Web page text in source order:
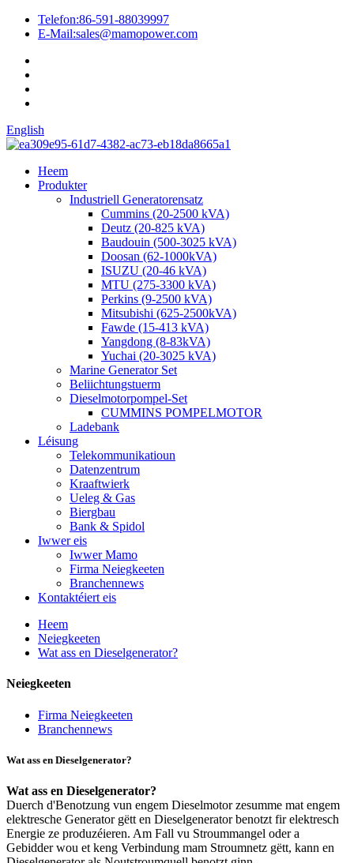
Telefon:86-591-88039997
E-Mail:sales@mamopower.com
English
Heem
Produkter
Industriell Generatorensatz
Cummins (20-2500 kVA)
Deutz (20-825 kVA)
Baudouin (500-3025 kVA)
Doosan (62-1000kVA)
ISUZU (20-46 kVA)
MTU (275-3300 kVA)
Perkins (9-2500 kVA)
Mitsubishi (625-2500kVA)
Fawde (15-413 kVA)
Yangdong (8-83kVA)
Yuchai (20-3025 kVA)
Marine Generator Set
Beliichtungstuerm
Dieselmotorpompel-Set
CUMMINS POMPELMOTOR
Ladebank
Léisung
Telekommunikatioun
Datenzentrum
Kraaftwierk
Ueleg & Gas
Biergbau
Bank & Spidol
Iwwer eis
Iwwer Mamo
Firma Neiegkeeten
Branchennews
Kontaktéiert eis
Heem
Neiegkeeten
Wat ass en Dieselgenerator?
Neiegkeeten
Firma Neiegkeeten
Branchennews
Wat ass en Dieselgenerator?
Wat ass en Dieselgenerator?
Duerch d'Benotzung vun engem Dieselmotor zesumme mat engem
elektresche Generator gëtt en Dieselgenerator benotzt fir elektresch
Energie ze produzéieren. Am Fall vu Stroummangel oder a
Gebidder wou et keng Verbindung mam Stroumnetz gëtt, kann en